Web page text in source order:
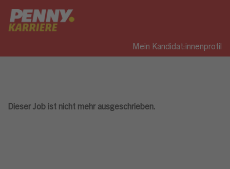
Mein Kandidat:innenprofil
Dieser Job ist nicht mehr ausgeschrieben.